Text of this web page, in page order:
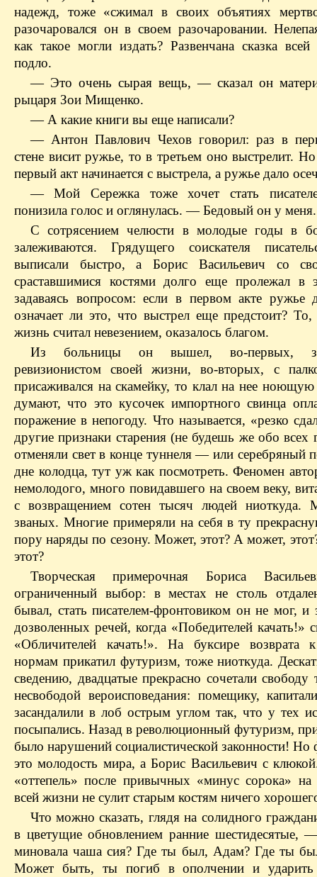
надежд, тоже «сжимал в своих объятиях
разочаровался он в своем разочаровании.
как такое могли издать? Развенчана сказка
подло.
— Это очень сырая вещь, — сказал он матери
рыцаря Зои Мищенко.
— А какие книги вы еще написали?
— Антон Павлович Чехов говорил: раз в
стене висит ружье, то в третьем оно выстрелит.
первый акт начинается с выстрела, а ружье дало
— Мой Сережка тоже хочет стать
понизила голос и оглянулась. — Бедовый он у меня.
С сотрясением челюсти в молодые годы в
залеживаются. Грядущего соискателя
выписали быстро, а Борис Васильевич со
сраставшимися костями долго еще пролежал в
задаваясь вопросом: если в первом акте ружье
означает ли это, что выстрел еще предстоит?
жизнь считал невезением, оказалось благом.
Из больницы он вышел, во-первых,
ревизионистом своей жизни, во-вторых, с
присаживался на скамейку, то клал на нее
думают, что это кусочек импортного свинца
поражение в непогоду. Что называется, «резко
другие признаки старения (не будешь же обо всех
отменяли свет в конце туннеля — или серебряный
дне колодца, тут уж как посмотреть. Феномен
немолодого, много повидавшего на своем веку,
с возвращением сотен тысяч людей ниоткуда.
званых. Многие примеряли на себя в ту
пору наряды по сезону. Может, этот? А может,
этот?
Творческаяпримерочная Бориса
ограниченный выбор: в местах не столь
бывал, стать писателем-фронтовиком он не мог, и
дозволенных речей, когда «Победителей качать!»
«Обличителей качать!». На буксире возврата
нормам прикатил футуризм, тоже ниоткуда.
сведению, двадцатые прекрасно сочетали свободу
несвободой вероисповедания: помещику,
засандалили в лоб острым углом так, что у тех
посыпались. Назад в революционный футуризм,
было нарушений социалистической законности!
это молодость мира, а Борис Васильевич с
«оттепель» после привычных «минус сорока» на
всей жизни не сулит старым костям ничего
Что можно сказать, глядя на солидного
в цветущие обновлением ранние шестидесятые,
миновала чаша сия? Где ты был, Адам? Где ты
Может быть, ты погиб в ополчении и ударить